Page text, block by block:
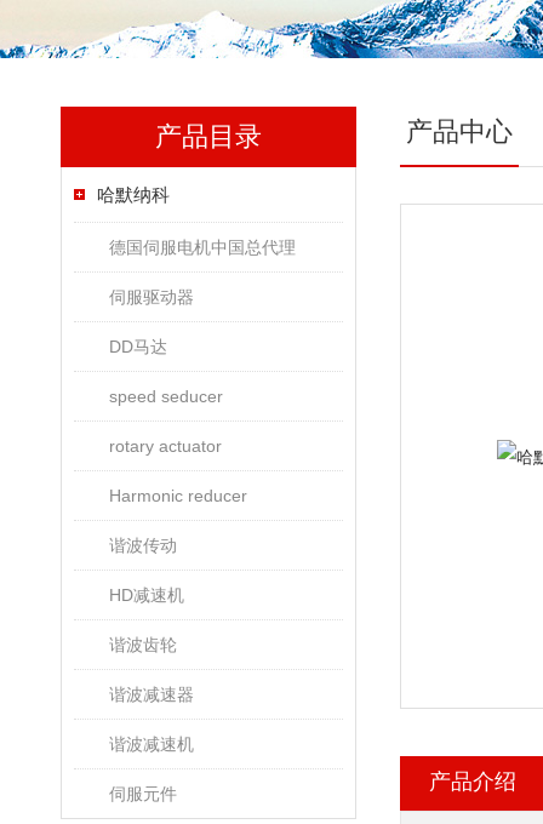
产品目录
哈默纳科
德国伺服电机中国总代理
伺服驱动器
DD马达
speed seducer
rotary actuator
Harmonic reducer
谐波传动
HD减速机
谐波齿轮
谐波减速器
谐波减速机
伺服元件
产品中心
产品介绍